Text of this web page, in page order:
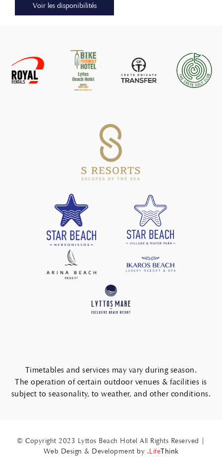
Voir les disponibilités
Timetables and services may vary during season.
The operation of certain outdoor venues & facilities is
subject to seasonality, to weather, and other conditions.
© Copyright 2023 Lyttos Beach Hotel All Rights Reserved |
Web Design & Development by .LifeThink